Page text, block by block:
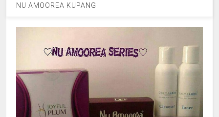
NU AMOOREA KUPANG